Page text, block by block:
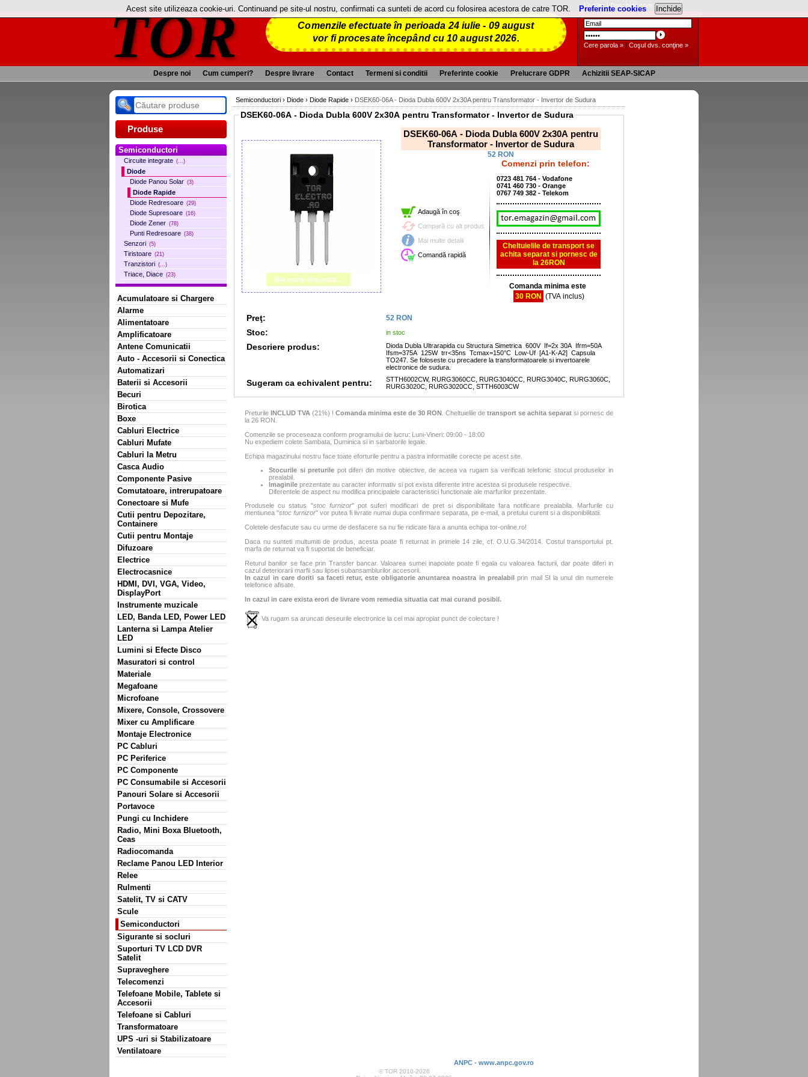
TOR
Comenzile efectuate în perioada 24 iulie - 09 august
vor fi procesate începând cu 10 august 2026.
Login: |Deschide cont »
Cere parola » | Coşul dvs. conţine »
Despre noi Cum cumperi? Despre livrare Contact Termeni si conditii Preferinte cookie Prelucrare GDPR Achizitii SEAP-SICAP
Produse
Semiconductori
Circuite integrate (...)
Diode
Diode Panou Solar (3)
Diode Rapide
Diode Redresoare (29)
Diode Supresoare (16)
Diode Zener (78)
Punti Redresoare (38)
Senzori (5)
Tiristoare (21)
Tranzistori (...)
Triace, Diace (23)
Acumulatoare si Chargere
Alarme
Alimentatoare
Amplificatoare
Antene Comunicatii
Auto - Accesorii si Conectica
Automatizari
Baterii si Accesorii
Becuri
Birotica
Boxe
Cabluri Electrice
Cabluri Mufate
Cabluri la Metru
Casca Audio
Componente Pasive
Comutatoare, intrerupatoare
Conectoare si Mufe
Cutii pentru Depozitare,
Containere
Cutii pentru Montaje
Difuzoare
Electrice
Electrocasnice
HDMI, DVI, VGA, Video,
DisplayPort
Instrumente muzicale
LED, Banda LED, Power LED
Lanterna si Lampa Atelier
LED
Lumini si Efecte Disco
Masuratori si control
Materiale
Megafoane
Microfoane
Mixere, Console, Crossovere
Mixer cu Amplificare
Montaje Electronice
PC Cabluri
PC Periferice
PC Componente
PC Consumabile si Accesorii
Panouri Solare si Accesorii
Portavoce
Pungi cu Inchidere
Radio, Mini Boxa Bluetooth,
Ceas
Radiocomanda
Reclame Panou LED Interior
Relee
Rulmenti
Satelit, TV si CATV
Scule
Semiconductori
Sigurante si socluri
Suporturi TV LCD DVR
Satelit
Supraveghere
Telecomenzi
Telefoane Mobile, Tablete si
Accesorii
Telefoane si Cabluri
Transformatoare
UPS -uri si Stabilizatoare
Ventilatoare
Semiconductori › Diode › Diode Rapide › DSEK60-06A - Dioda Dubla 600V 2x30A pentru Transformator - Invertor de Sudura
DSEK60-06A - Dioda Dubla 600V 2x30A pentru Transformator - Invertor de Sudura
Mai multe fotografii ...
DSEK60-06A - Dioda Dubla 600V 2x30A pentru
Transformator - Invertor de Sudura
52 RON
Adaugă în coş
Compară cu alt produs
Mai multe detalii
Comandă rapidă
Comenzi prin telefon:
0723 481 764 - Vodafone
0741 460 730 - Orange
0767 749 382 - Telekom
Cheltuielile de transport se
achita separat si pornesc de
la 26RON
Comanda minima este
30 RON (TVA inclus)
Preţ: 52 RON
Stoc: in stoc
Descriere produs:
Dioda Dubla Ultrarapida cu Structura Simetrica 600V If=2x 30A Ifrm=50A
Ifsm=375A 125W trr<35ns Tcmax=150°C Low-Uf [A1-K-A2] Capsula
TO247. Se foloseste cu precadere la transformatoarele si invertoarele
electronice de sudura.
Sugeram ca echivalent pentru:
STTH6002CW, RURG3060CC, RURG3040CC, RURG3040C, RURG3060C,
RURG3020C, RURG3020CC, STTH6003CW
Preturile INCLUD TVA (21%) ! Comanda minima este de 30 RON . Cheltuielile de transport se achita separat si pornesc de
la 26 RON.
Comenzile se proceseaza conform programului de lucru: Luni-Vineri: 09:00 - 18:00
Nu expediem colete Sambata, Duminica si in sarbatorile legale.
Echipa magazinului nostru face toate eforturile pentru a pastra informatiile corecte pe acest site.
Stocurile si preturile pot diferi din motive obiective, de aceea va rugam sa verificati telefonic stocul produselor in
prealabil.
Imaginile prezentate au caracter informativ si pot exista diferente intre acestea si produsele respective.
Diferentele de aspect nu modifica principalele caracteristici functionale ale marfurilor prezentate.
Produsele cu status "stoc furnizor" pot suferi modificari de pret si disponibilitate fara notificare prealabila. Marfurile cu
mentiunea "stoc furnizor" vor putea fi livrate numai dupa confirmare separata, pe e-mail, a pretului curent si a disponibilitatii.
Coletele desfacute sau cu urme de desfacere sa nu fie ridicate fara a anunta echipa tor-online.ro!
Daca nu sunteti multumiti de produs, acesta poate fi returnat in primele 14 zile, cf. O.U.G.34/2014. Costul transportului pt.
marfa de returnat va fi suportat de beneficiar.
Returul banilor se face prin Transfer bancar. Valoarea sumei inapoiate poate fi egala cu valoarea facturii, dar poate diferi in
cazul deteriorarii marfii sau lipsei subansamblurilor accesorii.
In cazul in care doriti sa faceti retur, este obligatorie anuntarea noastra in prealabil prin mail SI la unul din numerele
telefonice afisate.
In cazul in care exista erori de livrare vom remedia situatia cat mai curand posibil.
Va rugam sa aruncati deseurile electronice la cel mai apropiat punct de colectare !
ANPC - www.anpc.gov.ro
© TOR 2010-2026
Acest site utilizeaza cookie-uri. Continuand pe site-ul nostru, confirmati ca sunteti de acord cu folosirea acestora de catre TOR. Preferinte cookies